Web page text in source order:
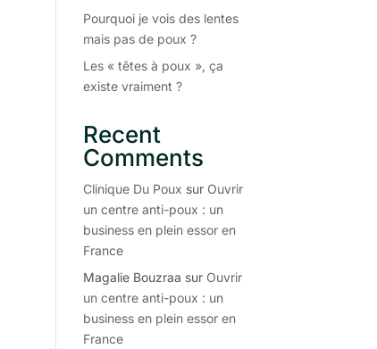
Pourquoi je vois des lentes
mais pas de poux ?
Les « têtes à poux », ça
existe vraiment ?
Recent
Comments
Clinique Du Poux sur Ouvrir
un centre anti-poux : un
business en plein essor en
France
Magalie Bouzraa sur Ouvrir
un centre anti-poux : un
business en plein essor en
France